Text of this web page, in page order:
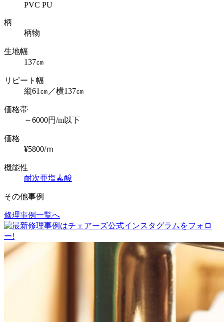
PVC PU
柄
柄物
生地幅
137㎝
リピート幅
縦61㎝／横137㎝
価格帯
～6000円/m以下
価格
¥5800/ｍ
機能性
耐次亜塩素酸
その他事例
投
稿
ナ
ビ
修理事例一覧へ